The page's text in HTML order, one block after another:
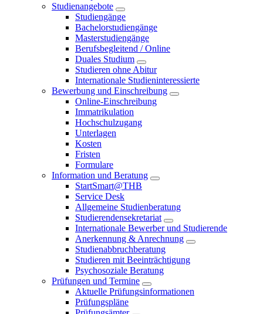
Studienangebote
Studiengänge
Bachelorstudiengänge
Masterstudiengänge
Berufsbegleitend / Online
Duales Studium
Studieren ohne Abitur
Internationale Studieninteressierte
Bewerbung und Einschreibung
Online-Einschreibung
Immatrikulation
Hochschulzugang
Unterlagen
Kosten
Fristen
Formulare
Information und Beratung
StartSmart@THB
Service Desk
Allgemeine Studienberatung
Studierendensekretariat
Internationale Bewerber und Studierende
Anerkennung & Anrechnung
Studienabbruchberatung
Studieren mit Beeinträchtigung
Psychosoziale Beratung
Prüfungen und Termine
Aktuelle Prüfungsinformationen
Prüfungspläne